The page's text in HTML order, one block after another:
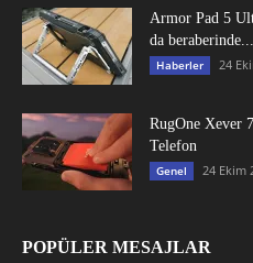
Armor Pad 5
da beraberinde...
Haberler 24
RugOne Xever
Telefon
Genel 24 Ekim
POPÜLER MESAJLAR